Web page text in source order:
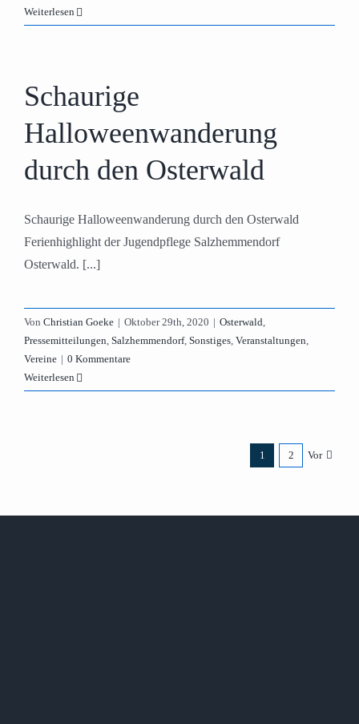
Weiterlesen
Schaurige
Halloweenwanderung
durch den Osterwald
Schaurige Halloweenwanderung durch den Osterwald
Ferienhighlight der Jugendpflege Salzhemmendorf
Osterwald. [...]
Von Christian Goeke | Oktober 29th, 2020 | Osterwald,
Pressemitteilungen, Salzhemmendorf, Sonstiges, Veranstaltungen,
Vereine | 0 Kommentare
Weiterlesen
1 2 Vor